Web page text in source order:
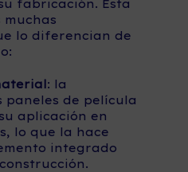
fabricación. Esta
muchas
lo diferencian de
: la
de película
aplicación en
lo que la hace
integrado